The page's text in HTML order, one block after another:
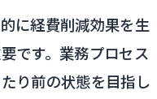
に経費削減効果を生
です。業務プロセス
り前の状態を目指し